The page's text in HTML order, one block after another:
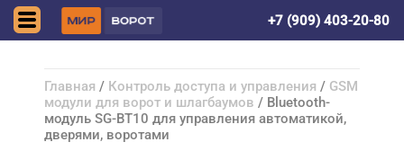
+7 (909) 403-20-80
Главная / Контроль доступа и управления / GSM
модули для ворот и шлагбаумов / Bluetooth-
модуль SG-BT10 для управления автоматикой,
дверями, воротами